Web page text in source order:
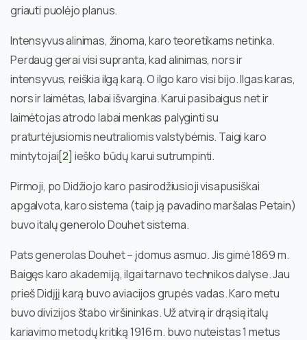
griauti puolėjo planus.
Intensyvus alinimas, žinoma, karo teoretikams netinka.
Perdaug gerai visi supranta, kad alinimas, nors ir
intensyvus, reiškia ilgą karą. O ilgo karo visi bijo. Ilgas karas,
nors ir laimėtas, labai išvargina. Karui pasibaigus net ir
laimėtojas atrodo labai menkas palyginti su
praturtėjusiomis neutraliomis valstybėmis. Taigi karo
mintytojai[2] ieško būdų karui sutrumpinti.
Pirmoji, po Didžiojo karo pasirodžiusioji visapusiškai
apgalvota, karo sistema (taip ją pavadino maršalas Petain)
buvo italų generolo Douhet sistema.
Pats generolas Douhet – įdomus asmuo. Jis gimė 1869 m.
Baigęs karo akademiją, ilgai tarnavo technikos dalyse. Jau
prieš Didįjį karą buvo aviacijos grupės vadas. Karo metu
buvo divizijos štabo viršininkas. Už atvirą ir drąsią italų
kariavimo metodų kritiką 1916 m. buvo nuteistas 1 metus